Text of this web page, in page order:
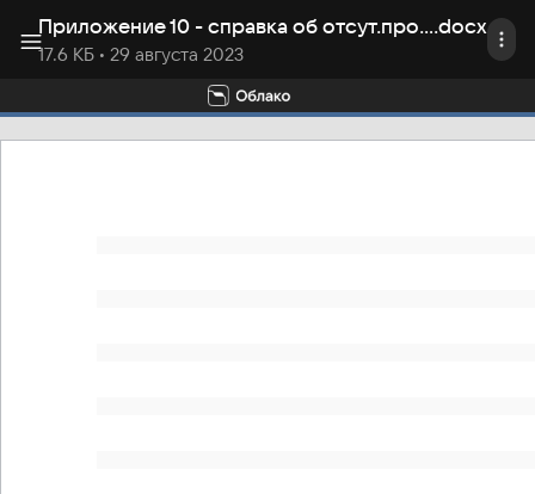
Приложение 10 - справка об отсут.просрочен. задолж.docx
17.6 КБ • 29 августа 2023